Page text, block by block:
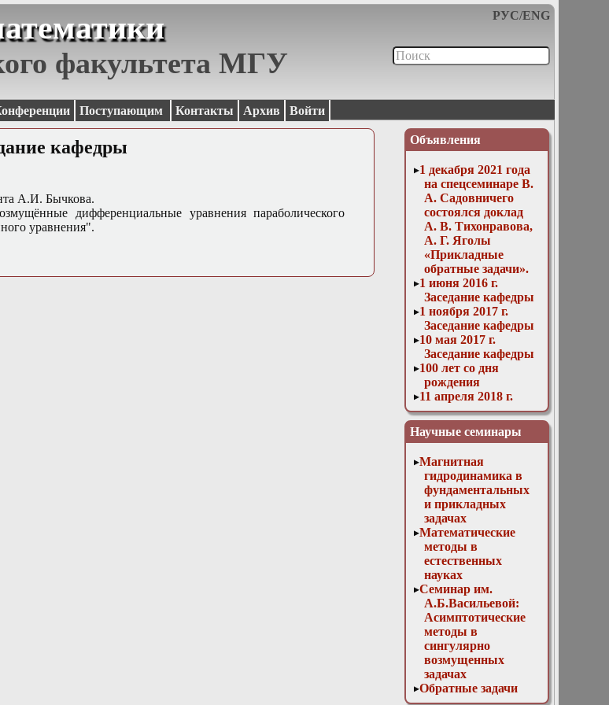
РУС/ENG
факультета МГУ
Поступающим Контакты Архив Войти
Объявления
1 декабря 2021 года
на спецсеминаре В.
А. Садовничего
состоялся доклад
А. В. Тихонравова,
А. Г. Яголы
«Прикладные
обратные задачи».
1 июня 2016 г.
Заседание кафедры
1 ноября 2017 г.
Заседание кафедры
10 мая 2017 г.
Заседание кафедры
100 лет со дня
рождения
11 апреля 2018 г.
Заседание кафедры
11 мая 2016 г.
Заседание кафедры
Заседание кафедры
12 апреля 2017 г.
Заседание кафедры
13 декабря 2017 г.
Отчет магистров
13 декабря 2023г.
Доклад Д. В.
Лукьяненко
«Особенности
построения
численных схем
для решения
трёхмерных
линейных
некорректно
поставленных
обратных задач с
Научные семинары
Магнитная
гидродинамика в
фундаментальных
и прикладных
задачах
Математические
методы в
естественных
науках
Семинар им.
А.Б.Васильевой:
Асимптотические
методы в
сингулярно
возмущенных
задачах
Обратные задачи
математической
кафедры
А.И. Бычкова.
дифференциальные уравнения параболического
уравнения".